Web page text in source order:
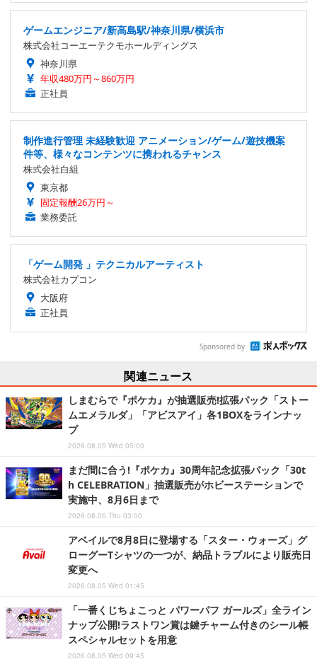
ゲームエンジニア/新高島駅/神奈川県/横浜市
株式会社コーエーテクモホールディングス
神奈川県
年収480万円～860万円
正社員
制作進行管理 未経験歓迎 アニメーション/ゲーム/遊技機案
件等、様々なコンテンツに携われるチャンス
株式会社白組
東京都
固定報酬26万円～
業務委託
「ゲーム開発 」テクニカルアーティスト
株式会社カプコン
大阪府
正社員
Sponsored by
関連ニュース
しまむらで『ポケカ』が抽選販売!拡張パック「ストー
ムエメラルダ」「アビスアイ」各1BOXをラインナッ
プ
2026.08.05 Wed 05:00
まだ間に合う!『ポケカ』30周年記念拡張パック「30t
h CELEBRATION」抽選販売がホビーステーションで
実施中、8月6日まで
2026.08.06 Thu 03:00
アベイルで8月8日に登場する「スター・ウォーズ」グ
ローグーTシャツの一つが、納品トラブルにより販売日
変更へ
2026.08.05 Wed 01:45
「一番くじちょこっと パワーパフ ガールズ」全ライン
ナップ公開!ラストワン賞は鍵チャーム付きのシール帳
スペシャルセットを用意
2026.08.05 Wed 09:45